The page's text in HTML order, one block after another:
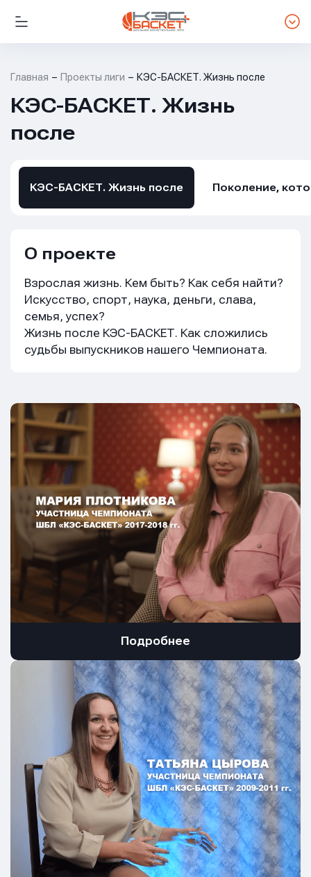
Главная Проекты лиги КЭС-БАСКЕТ. Жизнь после
КЭС-БАСКЕТ. Жизнь
после
КЭС-БАСКЕТ. Жизнь после Поколение,
О проекте
Взрослая жизнь. Кем быть? Как себя найти?
Искусство, спорт, наука, деньги, слава,
семья, успех?
Жизнь после КЭС-БАСКЕТ. Как сложились
судьбы выпускников нашего Чемпионата.
Подробнее